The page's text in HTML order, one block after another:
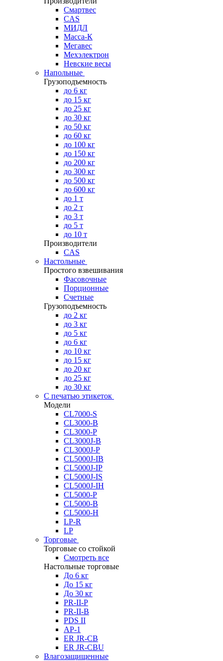
Смартвес
CAS
МИДЛ
Масса-К
Мегавес
Мехэлектрон
Невские весы
Напольные
Грузоподъемность
до 6 кг
до 15 кг
до 25 кг
до 30 кг
до 50 кг
до 60 кг
до 100 кг
до 150 кг
до 200 кг
до 300 кг
до 500 кг
до 600 кг
до 1 т
до 2 т
до 3 т
до 5 т
до 10 т
Производители
CAS
Настольные
Простого взвешивания
Фасовочные
Порционные
Счетные
Грузоподъемность
до 2 кг
до 3 кг
до 5 кг
до 6 кг
до 10 кг
до 15 кг
до 20 кг
до 25 кг
до 30 кг
С печатью этикеток
Модели
CL7000-S
CL3000-B
CL3000-P
CL3000J-B
CL3000J-P
CL5000J-IB
CL5000J-IP
CL5000J-IS
CL5000J-IH
CL5000-P
CL5000-B
CL5000-H
LP-R
LP
Торговые
Торговые со стойкой
Смотреть все
Настольные торговые
До 6 кг
До 15 кг
До 30 кг
PR-II-P
PR-II-B
PDS II
AP-1
ER JR-CB
ER JR-CBU
Влагозащищенные